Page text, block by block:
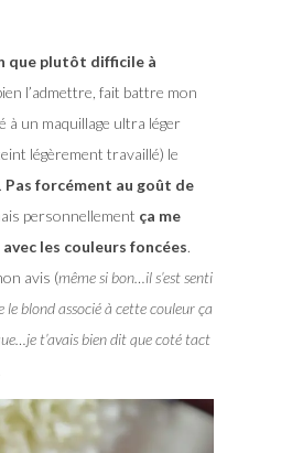
que plutôt difficile à
l’admettre, fait battre mon
à un maquillage ultra léger
légèrement travaillé) le
Pas forcément au goût de
personnellement ça me
les couleurs foncées.
avis (même si bon…il s’est senti
le blond associé à cette couleur ça
t’avais bien dit que coté tact